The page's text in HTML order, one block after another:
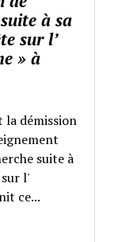
à sa
sur l’
» à
démission
suite à
sur l'
ce...